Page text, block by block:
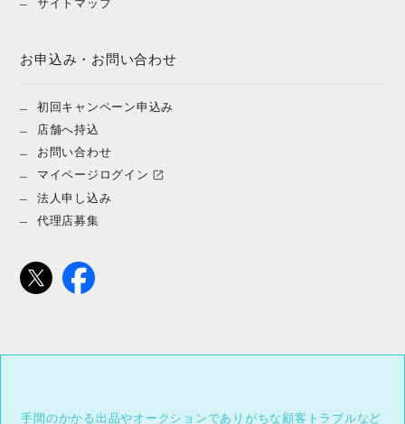
お申込み・お問い合わせ
初回キャンペーン申込み
店舗へ持込
お問い合わせ
マイページログイン
法人申し込み
代理店募集
手間のかかる出品やオークションでありがちな顧客トラブルなど